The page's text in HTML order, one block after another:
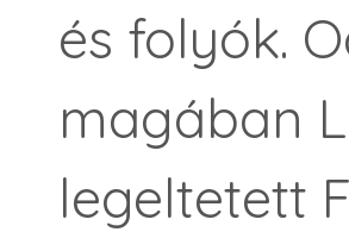
és folyók.
magában
legeltetett